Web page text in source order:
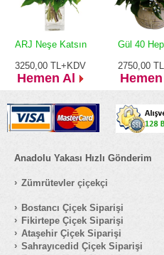
ARJ Neşe Katsın
3250,00 TL+KDV
Hemen Al
Gül 40
2750,00
Hemen
Anadolu Yakası Hızlı Gönderim
Zümrütevler çiçekçi
Bostancı Çiçek Siparişi
Fikirtepe Çiçek Siparişi
Ataşehir Çiçek Siparişi
Sahrayıcedid Çiçek Siparişi